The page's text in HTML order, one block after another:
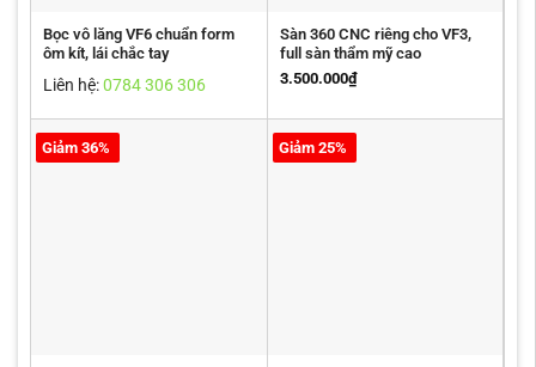
Bọc vô lăng VF6 chuẩn form
ôm kít, lái chắc tay
Liên hệ:0784 306 306
Sàn 360 CNC riêng cho VF3,
full sàn thẩm mỹ cao
3.500.000₫
Giảm 36% Giảm 25%